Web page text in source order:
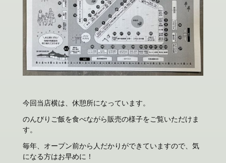
今回当店横は、休憩所になっています。
のんびりご飯を食べながら販売の様子をご覧いただけま
す。
毎年、オープン前から人だかりができていますので、気
になる方はお早めに！